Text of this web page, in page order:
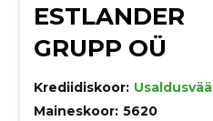
ESTLANDER
GRUPP OÜ
Krediidiskoor:
Maineskoor: 5620